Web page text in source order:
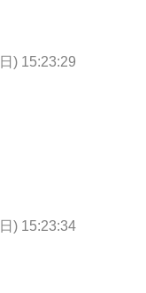
) 15:23:29
) 15:23:34